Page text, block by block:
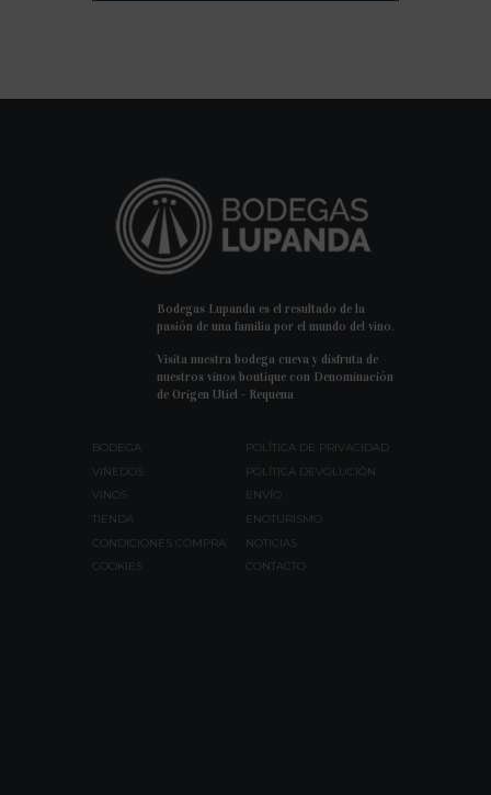
Bodegas Lupanda
Bodegas Lupanda es el resultado de la
pasión de una familia por el mundo del vino.
Visita nuestra bodega cueva y disfruta de
nuestros vinos boutique con Denominación
de Origen Utiel - Requena
BODEGA
POLÍTICA DE PRIVACIDAD
VIÑEDOS
POLÍTICA DEVOLUCIÓN
VINOS
ENVÍO
TIENDA
ENOTURISMO
CONDICIONES COMPRA
NOTICIAS
COOKIES
CONTACTO